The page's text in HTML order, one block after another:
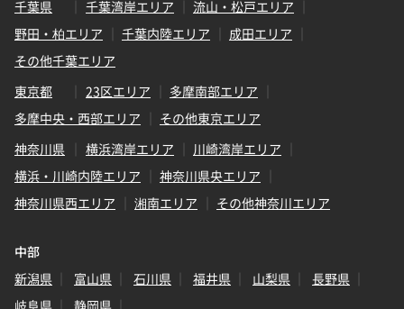
千葉県
千葉湾岸エリア
流山・松戸エリア
野田・柏エリア
千葉内陸エリア
成田エリア
その他千葉エリア
東京都
23区エリア
多摩南部エリア
多摩中央・西部エリア
その他東京エリア
神奈川県
横浜湾岸エリア
川崎湾岸エリア
横浜・川崎内陸エリア
神奈川県央エリア
神奈川県西エリア
湘南エリア その他神奈川エリア
中部
新潟県
富山県 石川県 福井県 山梨県
長野県
岐阜県
静岡県